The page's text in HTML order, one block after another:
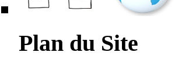
Plan du Site